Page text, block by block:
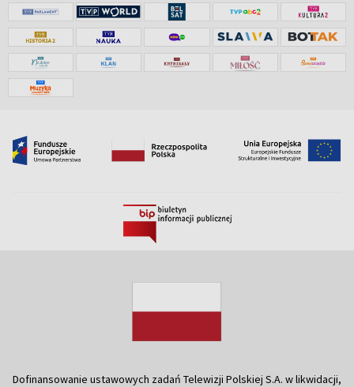
Dofinansowanie ustawowych zadań Telewizji Polskiej S.A. w likwidacji,